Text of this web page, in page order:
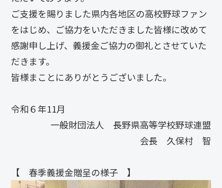
ご支援を賜りました県内各地区の高校野球ファン
をはじめ、ご協力をいただきました皆様に改めて
感謝申し上げ、義援金ご協力の御礼とさせていた
だきます。
皆様まことにありがとうございました。
令和６年11月
一般財団法人 長野県高等学校野球連盟
会長 久保村 智
【 春季義援金贈呈の様子 】